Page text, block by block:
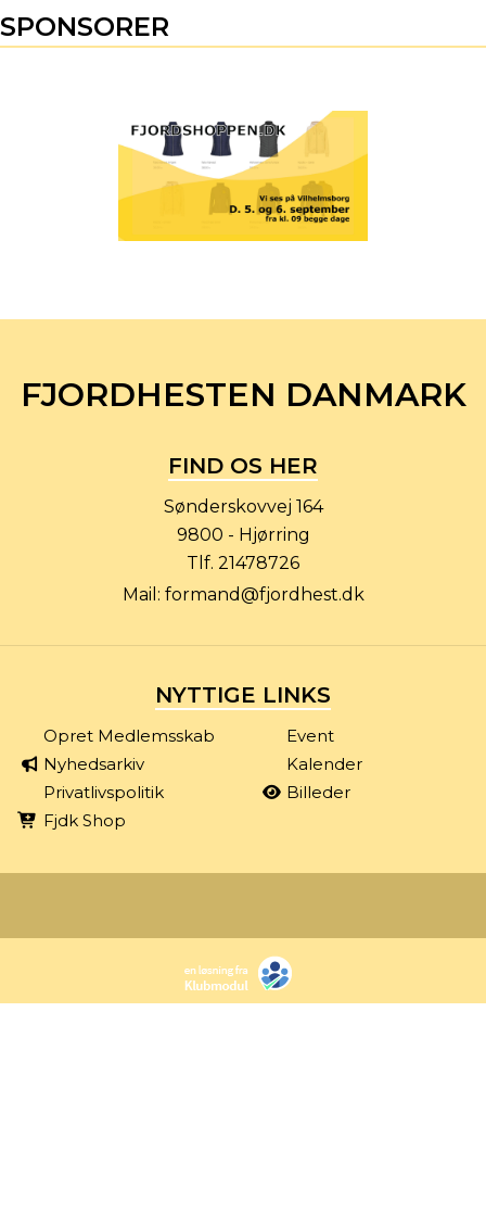
SPONSORER
FJORDHESTEN DANMARK
FIND OS HER
Sønderskovvej 164
9800 - Hjørring
Tlf. 21478726
Mail: formand@fjordhest.dk
NYTTIGE LINKS
Opret Medlemsskab
Event
Nyhedsarkiv
Kalender
Privatlivspolitik
Billeder
Fjdk Shop